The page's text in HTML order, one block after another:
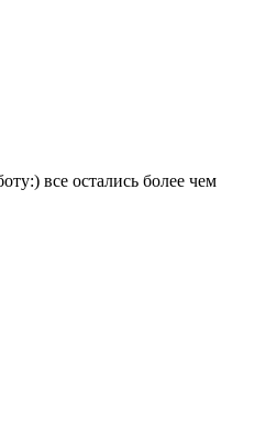
все остались более чем